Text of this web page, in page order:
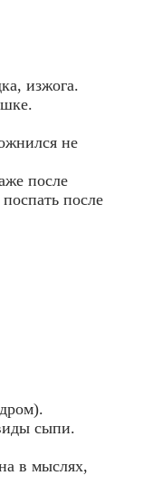
изжога.
не
после
после
сыпи.
в мыслях,